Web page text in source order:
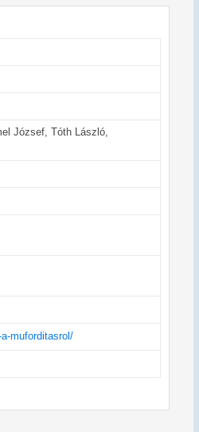
József, Tóth László,
muforditasrol/